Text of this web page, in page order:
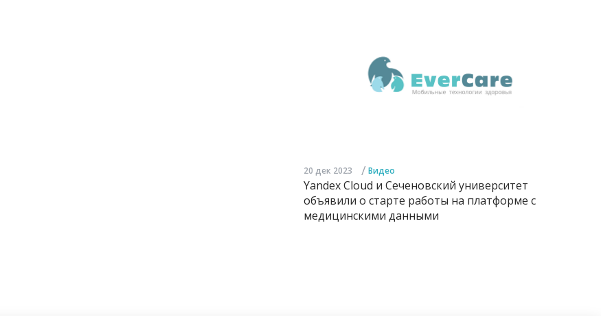
20 дек 2023 / Видео
Yandex Cloud и Сеченовский университет
объявили о старте работы на платформе с
медицинскими данными